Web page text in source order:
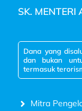
SK.
Dana yang
dan bukan
termasuk
Mitra